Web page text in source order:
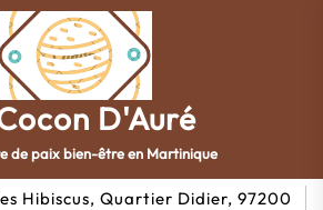
Le
Cocon
d'Auré
D'Auré
de paix bien-être en Martinique
Hibiscus, Quartier Didier, 97200